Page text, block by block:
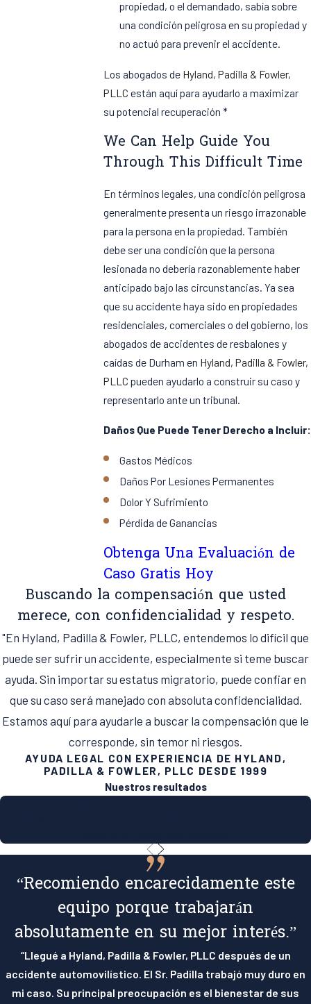
propiedad, o el demandado, sabía sobre
una condición peligrosa en su propiedad y
no actuó para prevenir el accidente.
Los abogados de Hyland, Padilla & Fowler,
PLLC están aquí para ayudarlo a maximizar
su potencial recuperación *
We Can Help Guide You
Through This Difficult Time
En términos legales, una condición peligrosa
generalmente presenta un riesgo irrazonable
para la persona en la propiedad. También
debe ser una condición que la persona
lesionada no debería razonablemente haber
anticipado bajo las circunstancias. Ya sea
que su accidente haya sido en propiedades
residenciales, comerciales o del gobierno, los
abogados de accidentes de resbalones y
caídas de Durham en Hyland, Padilla & Fowler,
PLLC pueden ayudarlo a construir su caso y
representarlo ante un tribunal.
Daños Que Puede Tener Derecho a Incluir:
Gastos Médicos
Daños Por Lesiones Permanentes
Dolor Y Sufrimiento
Pérdida de Ganancias
Obtenga Una Evaluación de
Caso Gratis Hoy
Buscando la compensación que usted
merece, con confidencialidad y respeto.
"En Hyland, Padilla & Fowler, PLLC, entendemos lo difícil que
puede ser sufrir un accidente, especialmente si teme buscar
ayuda. Sin importar su estatus migratorio, puede confiar en
que su caso será manejado con absoluta confidencialidad.
Estamos aquí para ayudarle a buscar la compensación que le
corresponde, sin temor ni riesgos.
AYUDA LEGAL CON EXPERIENCIA DE HYLAND,
PADILLA & FOWLER, PLLC DESDE 1999
Nuestros resultados
Más de $40.000 recuperados
“Recomiendo encarecidamente este
equipo porque trabajarán
absolutamente en su mejor interés.”
“Llegué a Hyland, Padilla & Fowler, PLLC después de un
accidente automovilístico. El Sr. Padilla trabajó muy duro en
mi caso. Su principal preocupación es el bienestar de sus